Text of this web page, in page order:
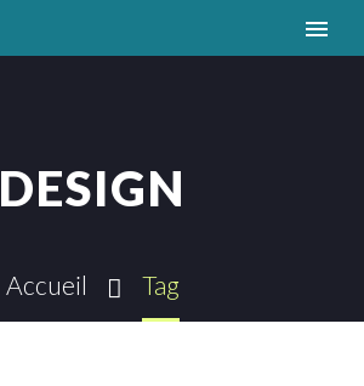
DESIGN
Accueil Tag